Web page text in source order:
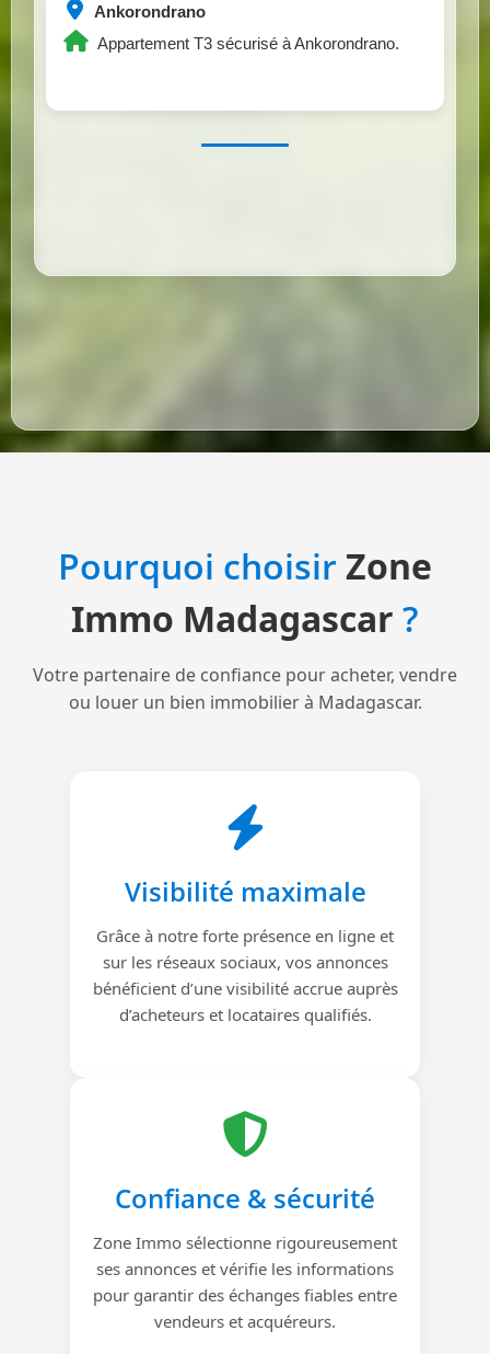
Ankorondrano
Appartement T3 sécurisé à Ankorondrano.
Pourquoi choisirZone
Immo Madagascar ?
Votre partenaire de confiance pour acheter, vendre
ou louer un bien immobilier à Madagascar.
Visibilité maximale
Grâce à notre forte présence en ligne et
sur les réseaux sociaux, vos annonces
bénéficient d’une visibilité accrue auprès
d’acheteurs et locataires qualifiés.
Confiance & sécurité
Zone Immo sélectionne rigoureusement
ses annonces et vérifie les informations
pour garantir des échanges fiables entre
vendeurs et acquéreurs.